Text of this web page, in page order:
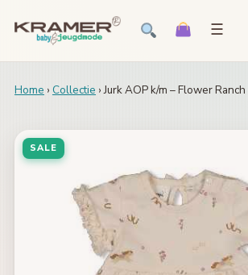
☰
Home › Collectie › Jurk AOP k/m – Flower Ranch
SALE